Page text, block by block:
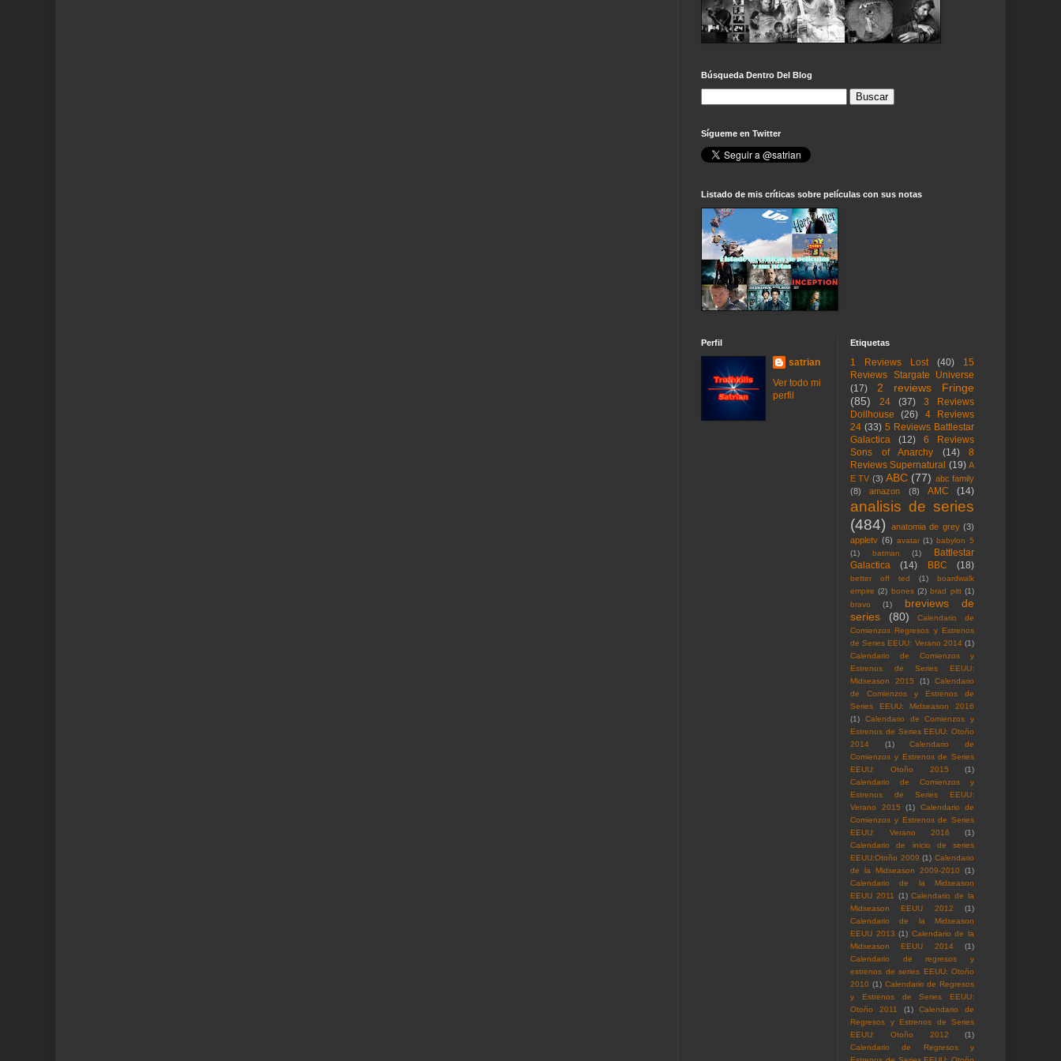
Búsqueda Dentro Del Blog
Sígueme en Twitter
Listado de mis críticas sobre películas con sus notas
Perfil
satrian
Ver todo mi
perfil
Etiquetas
1 Reviews Lost (40)
15
Reviews Stargate Universe
(17)
2 reviews Fringe
(85)
24 (37)
3 Reviews
Dollhouse
(26)
4 Reviews
24 (33) 5 Reviews Battlestar
Galactica
(12)
6 Reviews
Sons of Anarchy
(14)
8
Reviews Supernatural (19) A
E TV (3) ABC (77) abc family
(8)
amazon (8) AMC (14)
analisis de series
(484)
anatomia de grey (3)
appletv (6) avatar (1) babylon 5
(1)
batman (1)
Battlestar
Galactica
(14) BBC (18)
better off ted (1)
boardwalk
empire (2) bones (2) brad pitt (1)
bravo
(1)
breviews de
series
(80)
Calendario de
Comienzos Regresos y Estrenos
de Series EEUU: Verano 2014 (1)
Calendario de Comienzos y
Estrenos de Series EEUU:
Midseason 2015
(1)
Calendario
de Comienzos y Estrenos de
Series EEUU: Midseason 2016
(1)
Calendario de Comienzos y
Estrenos de Series EEUU: Otoño
2014
(1)
Calendario de
Comienzos y Estrenos de Series
EEUU: Otoño 2015
(1)
Calendario de Comienzos y
Estrenos de Series EEUU:
Verano 2015
(1)
Calendario de
Comienzos y Estrenos de Series
EEUU: Verano 2016
(1)
Calendario de inicio de series
EEUU:Otoño 2009 (1) Calendario
de la Midseason 2009-2010
(1)
Calendario de la Midseason
EEUU 2011 (1) Calendario de la
Midseason EEUU 2012
(1)
Calendario de la Midseason
EEUU 2013 (1) Calendario de la
Midseason EEUU 2014
(1)
Calendario de regresos y
estrenos de series EEUU: Otoño
2010 (1) Calendario de Regresos
y Estrenos de Series EEUU:
Otoño 2011
(1)
Calendario de
Regresos y Estrenos de Series
EEUU: Otoño 2012
(1)
Calendario de Regresos y